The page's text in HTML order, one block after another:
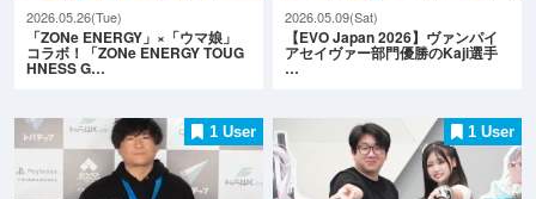
2026.05.26(Tue)
「ZONe ENERGY」×「ウマ娘」
コラボ！「ZONe ENERGY TOUG
HNESS G…
2026.05.09(Sat)
【EVO Japan 2026】ヴァンパイ
アセイヴァー部門優勝のKaji選手
…
1 User 1 User